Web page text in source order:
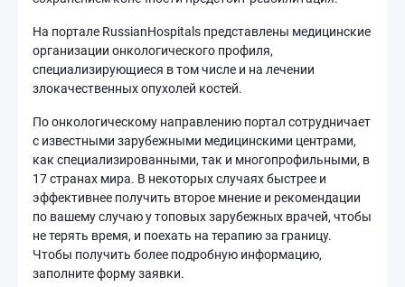
На портале RussianHospitals представлены медицинские
организации онкологического профиля,
специализирующиеся в том числе и на лечении
злокачественных опухолей костей.
По онкологическому направлению портал сотрудничает
с известными зарубежными медицинскими центрами,
как специализированными, так и многопрофильными, в
17 странах мира. В некоторых случаях быстрее и
эффективнее получить второе мнение и рекомендации
по вашему случаю у топовых зарубежных врачей, чтобы
не терять время, и поехать на терапию за границу.
Чтобы получить более подробную информацию,
заполните форму заявки.